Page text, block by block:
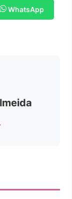
WhatsApp